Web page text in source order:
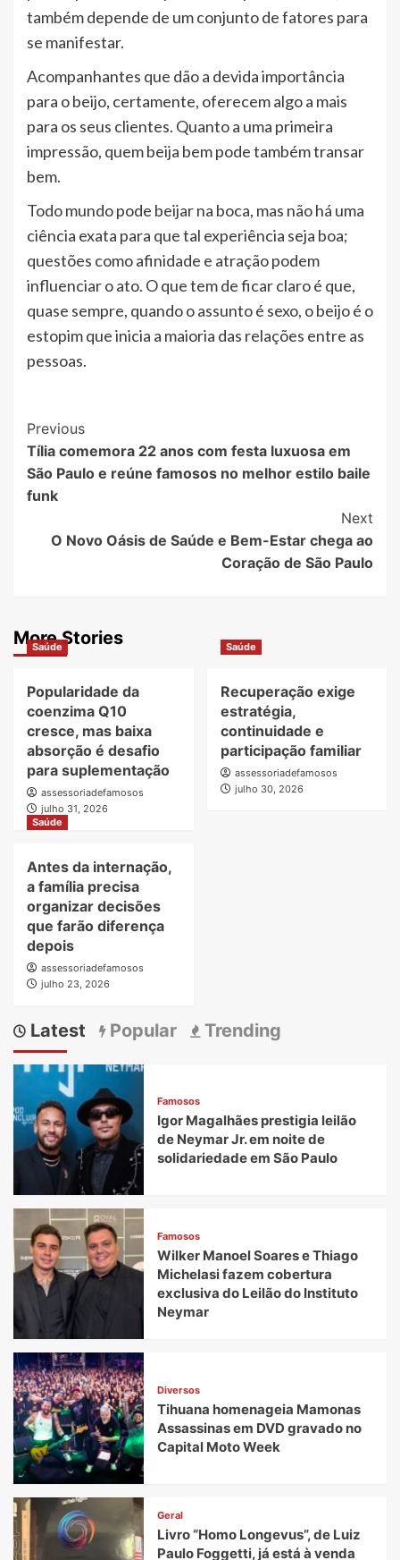
também depende de um conjunto de fatores para
se manifestar.
Acompanhantes que dão a devida importância
para o beijo, certamente, oferecem algo a mais
para os seus clientes. Quanto a uma primeira
impressão, quem beija bem pode também transar
bem.
Todo mundo pode beijar na boca, mas não há uma
ciência exata para que tal experiência seja boa;
questões como afinidade e atração podem
influenciar o ato. O que tem de ficar claro é que,
quase sempre, quando o assunto é sexo, o beijo é o
estopim que inicia a maioria das relações entre as
pessoas.
Post
Navigation
Previous
Tília comemora 22 anos com festa luxuosa em
São Paulo e reúne famosos no melhor estilo baile
funk
Next
O Novo Oásis de Saúde e Bem-Estar chega ao
Coração de São Paulo
More Stories
Saúde
Popularidade da
coenzima Q10
cresce, mas baixa
absorção é desafio
para suplementação
assessoriadefamosos
julho 31, 2026
Saúde
Recuperação exige
estratégia,
continuidade e
participação familiar
assessoriadefamosos
julho 30, 2026
Saúde
Antes da internação,
a família precisa
organizar decisões
que farão diferença
depois
assessoriadefamosos
julho 23, 2026
Latest Popular Trending
Famosos
Igor Magalhães prestigia leilão
de Neymar Jr. em noite de
solidariedade em São Paulo
Famosos
Wilker Manoel Soares e Thiago
Michelasi fazem cobertura
exclusiva do Leilão do Instituto
Neymar
Diversos
Tihuana homenageia Mamonas
Assassinas em DVD gravado no
Capital Moto Week
Geral
Livro “Homo Longevus”, de Luiz
Paulo Foggetti, já está à venda